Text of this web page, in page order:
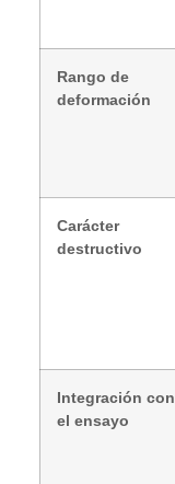
Rango de
deformación
Carácter
destructivo
Integración con
el ensayo